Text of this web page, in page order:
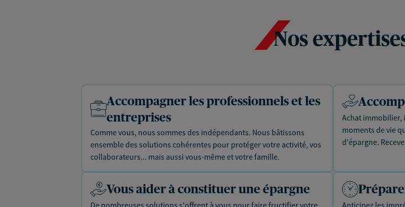
Nos
Accompagner les professionnels et les
entreprises
Comme vous, nous sommes des indépendants. Nous bâtissons
ensemble des solutions cohérentes pour protéger votre activité, vos
collaborateurs... mais aussi vous-même et votre famille.
Achat
moments de vie
d'épargne.
Vous aider à constituer une épargne
De nombreuses solutions s'offrent à vous pour faire fructifier votre
Anticipez les